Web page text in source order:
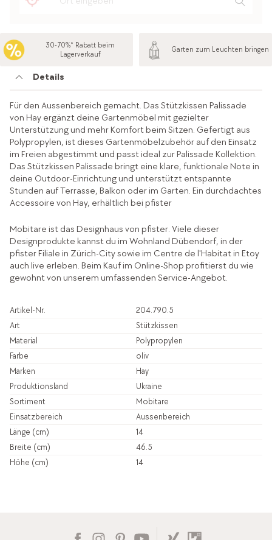
30-70%* Rabatt beim
Lagerverkauf
Garten zum Leuchten bringen
Details
Für den Aussenbereich gemacht. Das Stützkissen Palissade
von Hay ergänzt deine Gartenmöbel mit gezielter
Unterstützung und mehr Komfort beim Sitzen. Gefertigt aus
Polypropylen, ist dieses Gartenmöbelzubehör auf den Einsatz
im Freien abgestimmt und passt ideal zur Palissade Kollektion.
Das Stützkissen Palissade bringt eine klare, funktionale Note in
deine Outdoor-Einrichtung und unterstützt entspannte
Stunden auf Terrasse, Balkon oder im Garten. Ein durchdachtes
Accessoire von Hay, erhältlich bei pfister
Mobitare ist das Designhaus von pfister. Viele dieser
Designprodukte kannst du im Wohnland Dübendorf, in der
pfister Filiale in Zürich-City sowie im Centre de l'Habitat in Etoy
auch live erleben. Beim Kauf im Online-Shop profitierst du wie
gewohnt von unserem umfassenden Service-Angebot.
Artikel-Nr.
204.790.5
Art
Stützkissen
Material
Polypropylen
Farbe
oliv
Marken
Hay
Produktionsland
Ukraine
Sortiment
Mobitare
Einsatzbereich
Aussenbereich
Länge (cm)
14
Breite (cm)
46.5
Höhe (cm)
14